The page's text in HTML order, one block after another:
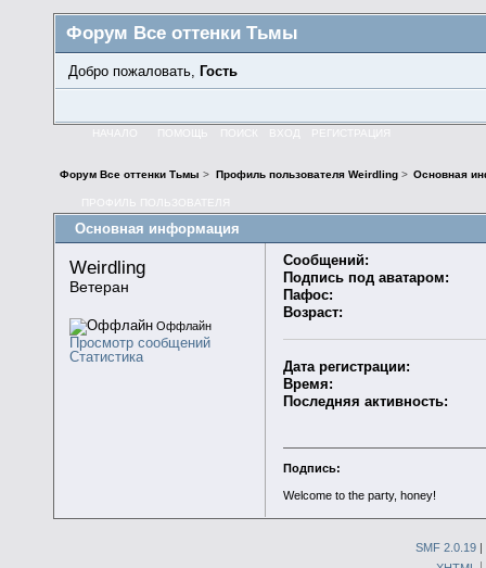
Форум Все оттенки Тьмы
Добро пожаловать, Гость
НАЧАЛО ПОМОЩЬ ПОИСК ВХОД РЕГИСТРАЦИЯ
Форум Все оттенки Тьмы > Профиль пользователя Weirdling> Основная
ПРОФИЛЬ ПОЛЬЗОВАТЕЛЯ
Основная информация
Weirdling
Ветеран
Оффлайн
Просмотр сообщений
Статистика
Сообщений:
Подпись под аватаром:
Пафос:
Возраст:
Дата регистрации:
Время:
Последняя активность:
Подпись:
Welcome to the party, honey!
SMF 2.0.19